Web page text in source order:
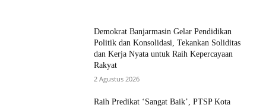
Demokrat Banjarmasin Gelar Pendidikan
Politik dan Konsolidasi, Tekankan Soliditas
dan Kerja Nyata untuk Raih Kepercayaan
Rakyat
2 Agustus 2026
Raih Predikat ‘Sangat Baik’, PTSP Kota